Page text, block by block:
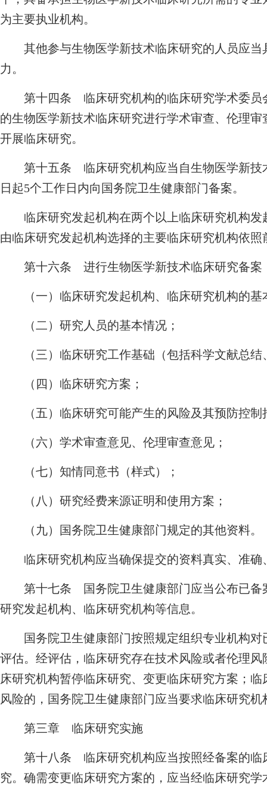
为主要执业机构。
其他参与生物医学新技术临床研究的人员应当
力。
第十四条 临床研究机构的临床研究学术委员
的生物医学新技术临床研究进行学术审查、伦理
开展临床研究。
第十五条 临床研究机构应当自生物医学新技
日起5个工作日内向国务院卫生健康部门备案。
临床研究发起机构在两个以上临床研究机构发
由临床研究发起机构选择的主要临床研究机构依照
第十六条 进行生物医学新技术临床研究备案
（一）临床研究发起机构、临床研究机构的基
（二）研究人员的基本情况；
（三）临床研究工作基础（包括科学文献总结
（四）临床研究方案；
（五）临床研究可能产生的风险及其预防控制
（六）学术审查意见、伦理审查意见；
（七）知情同意书（样式）；
（八）研究经费来源证明和使用方案；
（九）国务院卫生健康部门规定的其他资料。
临床研究机构应当确保提交的资料真实、准确
第十七条 国务院卫生健康部门应当公布已备
研究发起机构、临床研究机构等信息。
国务院卫生健康部门按照规定组织专业机构对
评估。经评估，临床研究存在技术风险或者伦理
床研究机构暂停临床研究、变更临床研究方案；
风险的，国务院卫生健康部门应当要求临床研究
第三章 临床研究实施
第十八条 临床研究机构应当按照经备案的临
究。确需变更临床研究方案的，应当经临床研究